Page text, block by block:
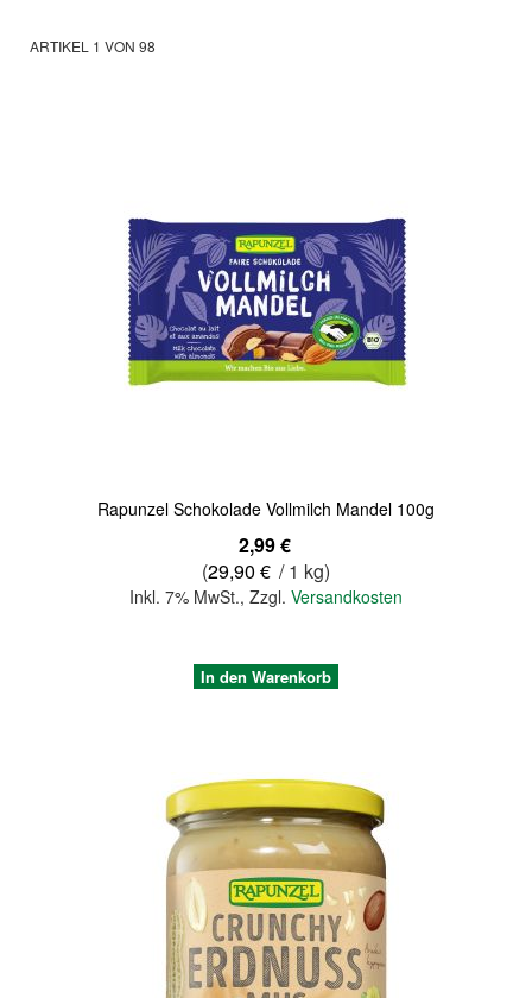
ARTIKEL 1 VON 98
Rapunzel Schokolade Vollmilch Mandel 100g
2,99 €
(29,90 € / 1 kg)
Inkl. 7% MwSt., Zzgl. Versandkosten
In den Warenkorb